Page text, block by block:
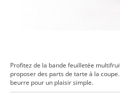
Profitez de la bande feuilletée
proposer des parts de tarte à la
beurre pour un plaisir simple.